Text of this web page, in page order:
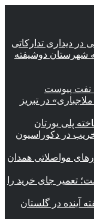
در دیداری تدارکاتی
پرورش دیّر: ۲۰ مدرسه شهرستان دوشیفته
نفت پیوست
در تبریز
پلی یورتان
در دکوراسیون
در محورهای مواصلاتی همدان
تعمیر جای خرید را
آینده در گلستان